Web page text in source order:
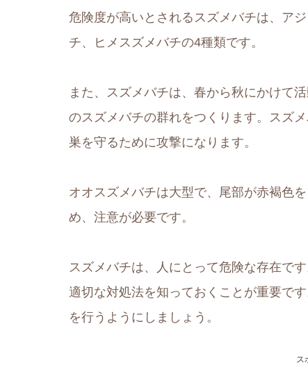
危険度が高いとされるスズメバチは、ア
チ、ヒメスズメバチの4種類です。
また、スズメバチは、春から秋にかけて
のスズメバチの群れをつくります。スズ
巣を守るために攻撃になります。
オオスズメバチは大型で、尾部が赤褐色
め、注意が必要です。
スズメバチは、人にとって危険な存在で
適切な対処法を知っておくことが重要で
を行うようにしましょう。
ス